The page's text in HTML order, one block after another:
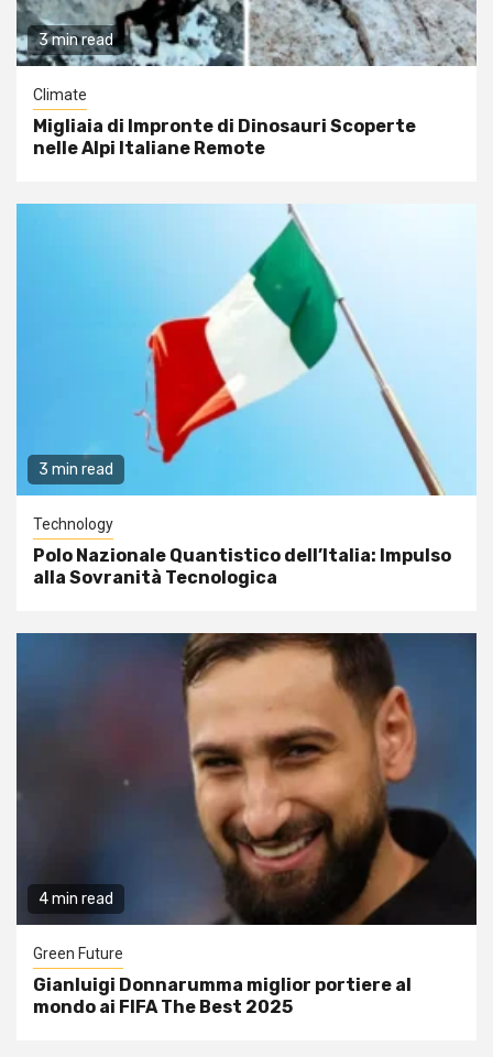
3 min read
Climate
Migliaia di Impronte di Dinosauri Scoperte
nelle Alpi Italiane Remote
3 min read
Technology
Polo Nazionale Quantistico dell’Italia: Impulso
alla Sovranità Tecnologica
4 min read
Green Future
Gianluigi Donnarumma miglior portiere al
mondo ai FIFA The Best 2025